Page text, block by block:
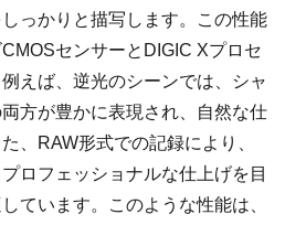
っかりと描写します。この性能
センサーとDIGIC Xプロセ
えば、逆光のシーンでは、シャ
方が豊かに表現され、自然な仕
、RAW形式での記録により、
ロフェッショナルな仕上げを目
ています。このような性能は、